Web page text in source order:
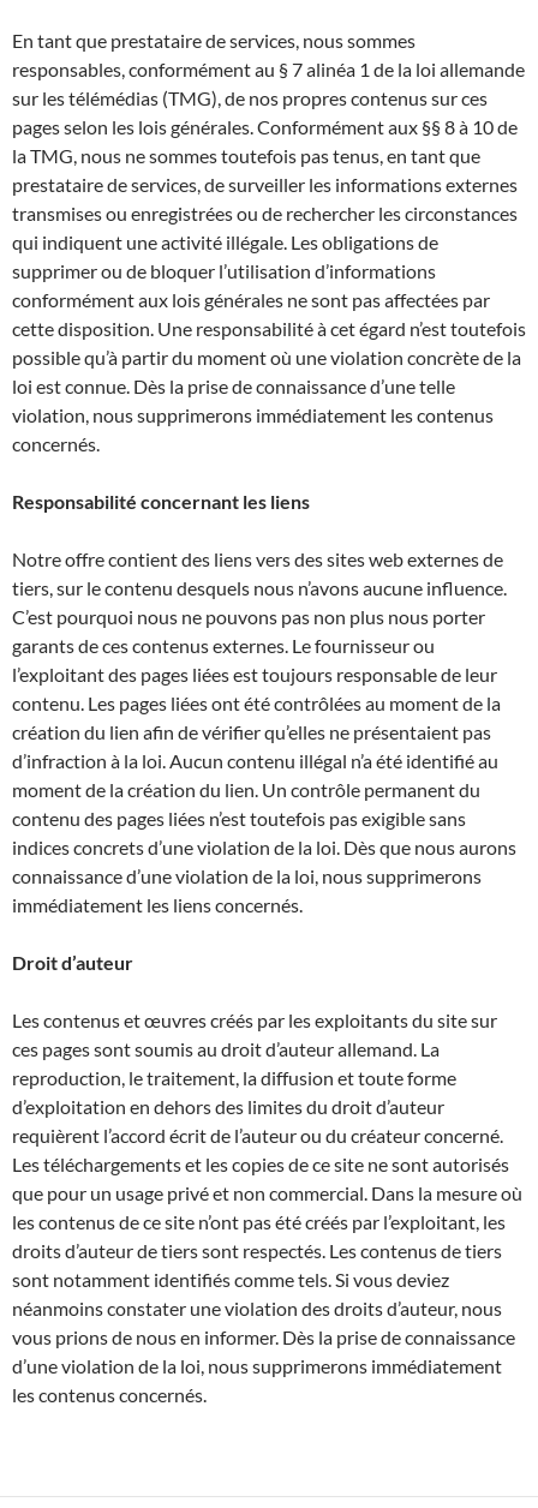
En tant que prestataire de services, nous sommes
responsables, conformément au § 7 alinéa 1 de la loi allemande
sur les télémédias (TMG), de nos propres contenus sur ces
pages selon les lois générales. Conformément aux §§ 8 à 10 de
la TMG, nous ne sommes toutefois pas tenus, en tant que
prestataire de services, de surveiller les informations externes
transmises ou enregistrées ou de rechercher les circonstances
qui indiquent une activité illégale. Les obligations de
supprimer ou de bloquer l’utilisation d’informations
conformément aux lois générales ne sont pas affectées par
cette disposition. Une responsabilité à cet égard n’est toutefois
possible qu’à partir du moment où une violation concrète de la
loi est connue. Dès la prise de connaissance d’une telle
violation, nous supprimerons immédiatement les contenus
concernés.
Responsabilité concernant les liens
Notre offre contient des liens vers des sites web externes de
tiers, sur le contenu desquels nous n’avons aucune influence.
C’est pourquoi nous ne pouvons pas non plus nous porter
garants de ces contenus externes. Le fournisseur ou
l’exploitant des pages liées est toujours responsable de leur
contenu. Les pages liées ont été contrôlées au moment de la
création du lien afin de vérifier qu’elles ne présentaient pas
d’infraction à la loi. Aucun contenu illégal n’a été identifié au
moment de la création du lien. Un contrôle permanent du
contenu des pages liées n’est toutefois pas exigible sans
indices concrets d’une violation de la loi. Dès que nous aurons
connaissance d’une violation de la loi, nous supprimerons
immédiatement les liens concernés.
Droit d’auteur
Les contenus et œuvres créés par les exploitants du site sur
ces pages sont soumis au droit d’auteur allemand. La
reproduction, le traitement, la diffusion et toute forme
d’exploitation en dehors des limites du droit d’auteur
requièrent l’accord écrit de l’auteur ou du créateur concerné.
Les téléchargements et les copies de ce site ne sont autorisés
que pour un usage privé et non commercial. Dans la mesure où
les contenus de ce site n’ont pas été créés par l’exploitant, les
droits d’auteur de tiers sont respectés. Les contenus de tiers
sont notamment identifiés comme tels. Si vous deviez
néanmoins constater une violation des droits d’auteur, nous
vous prions de nous en informer. Dès la prise de connaissance
d’une violation de la loi, nous supprimerons immédiatement
les contenus concernés.